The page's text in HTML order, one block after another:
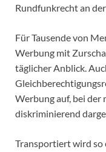
Rundfunkrecht an
Für Tausende von
Werbung mit
täglicher Anblick.
Werbung auf, bei der
diskriminierend
Transportiert wird so